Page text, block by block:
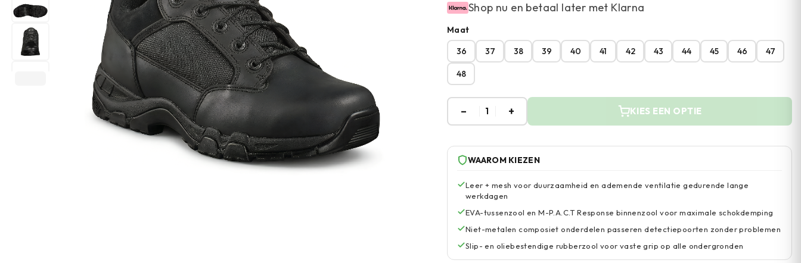
Shop nu en betaal later met Klarna
Maat
36
37 38 39 40 41 42 43 44 45 46 47
48
– 1 + KIES EEN OPTIE
WAAROM KIEZEN
Leer + mesh voor duurzaamheid en ademende ventilatie gedurende lange
werkdagen
EVA-tussenzool en M-P.A.C.T Response binnenzool voor maximale schokdemping
Niet-metalen composiet onderdelen passeren detectiepoorten zonder problemen
Slip- en oliebestendige rubberzool voor vaste grip op alle ondergronden